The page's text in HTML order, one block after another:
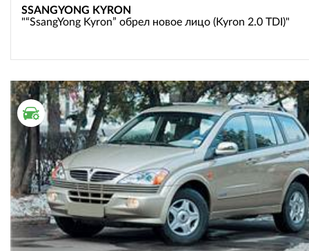
SSANGYONG KYRON
"“SsangYong Kyron” обрел новое лицо (Kyron 2.0 TDI)"
ТЕСТ ДРАЙВ